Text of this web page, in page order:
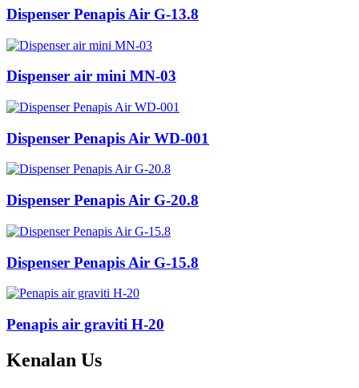
Dispenser Penapis Air G-13.8
Dispenser air mini MN-03
Dispenser Penapis Air WD-001
Dispenser Penapis Air G-20.8
Dispenser Penapis Air G-15.8
Penapis air graviti H-20
Kenalan Us